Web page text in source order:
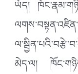
ཡོད།
མེད་ལ།